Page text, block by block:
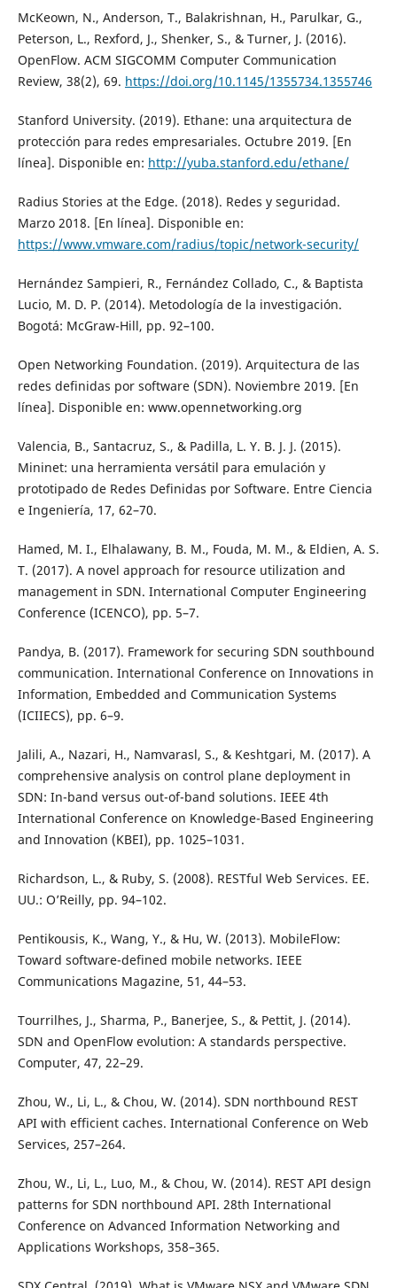
McKeown, N., Anderson, T., Balakrishnan, H., Parulkar, G.,
Peterson, L., Rexford, J., Shenker, S., & Turner, J. (2016).
OpenFlow. ACM SIGCOMM Computer Communication
Review, 38(2), 69. https://doi.org/10.1145/1355734.1355746
Stanford University. (2019). Ethane: una arquitectura de
protección para redes empresariales. Octubre 2019. [En
línea]. Disponible en: http://yuba.stanford.edu/ethane/
Radius Stories at the Edge. (2018). Redes y seguridad.
Marzo 2018. [En línea]. Disponible en:
https://www.vmware.com/radius/topic/network-security/
Hernández Sampieri, R., Fernández Collado, C., & Baptista
Lucio, M. D. P. (2014). Metodología de la investigación.
Bogotá: McGraw-Hill, pp. 92–100.
Open Networking Foundation. (2019). Arquitectura de las
redes definidas por software (SDN). Noviembre 2019. [En
línea]. Disponible en: www.opennetworking.org
Valencia, B., Santacruz, S., & Padilla, L. Y. B. J. J. (2015).
Mininet: una herramienta versátil para emulación y
prototipado de Redes Definidas por Software. Entre Ciencia
e Ingeniería, 17, 62–70.
Hamed, M. I., Elhalawany, B. M., Fouda, M. M., & Eldien, A. S.
T. (2017). A novel approach for resource utilization and
management in SDN. International Computer Engineering
Conference (ICENCO), pp. 5–7.
Pandya, B. (2017). Framework for securing SDN southbound
communication. International Conference on Innovations in
Information, Embedded and Communication Systems
(ICIIECS), pp. 6–9.
Jalili, A., Nazari, H., Namvarasl, S., & Keshtgari, M. (2017). A
comprehensive analysis on control plane deployment in
SDN: In-band versus out-of-band solutions. IEEE 4th
International Conference on Knowledge-Based Engineering
and Innovation (KBEI), pp. 1025–1031.
Richardson, L., & Ruby, S. (2008). RESTful Web Services. EE.
UU.: O’Reilly, pp. 94–102.
Pentikousis, K., Wang, Y., & Hu, W. (2013). MobileFlow:
Toward software-defined mobile networks. IEEE
Communications Magazine, 51, 44–53.
Tourrilhes, J., Sharma, P., Banerjee, S., & Pettit, J. (2014).
SDN and OpenFlow evolution: A standards perspective.
Computer, 47, 22–29.
Zhou, W., Li, L., & Chou, W. (2014). SDN northbound REST
API with efficient caches. International Conference on Web
Services, 257–264.
Zhou, W., Li, L., Luo, M., & Chou, W. (2014). REST API design
patterns for SDN northbound API. 28th International
Conference on Advanced Information Networking and
Applications Workshops, 358–365.